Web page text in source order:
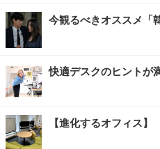
今観るべきオススメ「
快適デスクのヒントが
【進化するオフィス】